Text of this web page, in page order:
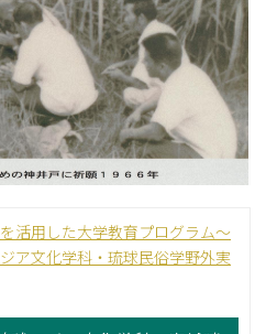
活用した大学教育プログラム～
ア文化学科・琉球民俗学野外実